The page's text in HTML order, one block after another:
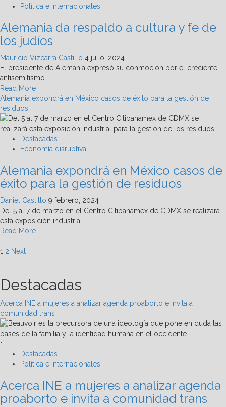
misiles
EU
apuntarán
a
Rusia
desde
Alemania
Política e Internacionales
Alemania da respaldo a cultura y fe de
los judíos
Mauricio Vizcarra Castillo 4 julio, 2024
El presidente de Alemania expresó su conmoción por el creciente
antisemitismo.
Read MoreRead
more
Alemania
da
respaldo
a
y
de
los
judíos
Alemania expondrá en México casos de éxito para la gestión de
residuos
Destacadas
Economía disruptiva
Alemania expondrá en México casos de
éxito para la gestión de residuos
Daniel Castillo 9 febrero, 2024
Del 5 al 7 de marzo en el Centro Citibanamex de CDMX se realizará
esta exposición industrial...
Read MoreRead
en
México
casos
de
éxito
para
gestión
de
Paginación
entradas
1 2 Next
Destacadas
Acerca INE a mujeres a analizar agenda proaborto e invita a
comunidad trans
1
Destacadas
Política e Internacionales
Acerca INE a mujeres a analizar agenda
proaborto e invita a comunidad trans